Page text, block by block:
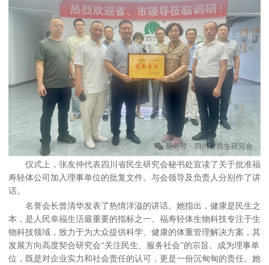
仪式上，张友仲代表四川省民生研究会秘书处宣读了关于批准福
寿轻体公司加入理事单位的批复文件。与会领导及负责人分别作了讲
话。
名誉会长曾清华发表了热情洋溢的讲话。她指出，健康是民生之
本，是人民幸福生活最重要的指标之一。福寿轻体生物科技专注于生
物科技领域，致力于为大众提供科学、健康的体重管理解决方案，其
发展方向高度契合研究会“关注民生、服务社会”的宗旨。成为理事单
位，既是对企业实力和社会责任的认可，更是一份沉甸甸的责任。她